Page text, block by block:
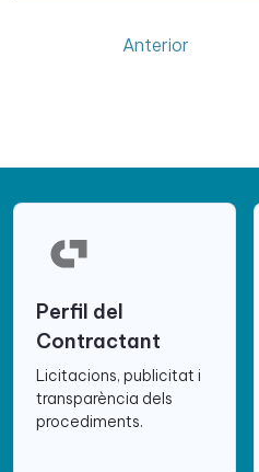
Anterior
Perfil del
Contractant
Licitacions, publicitat i
transparència dels
procediments.